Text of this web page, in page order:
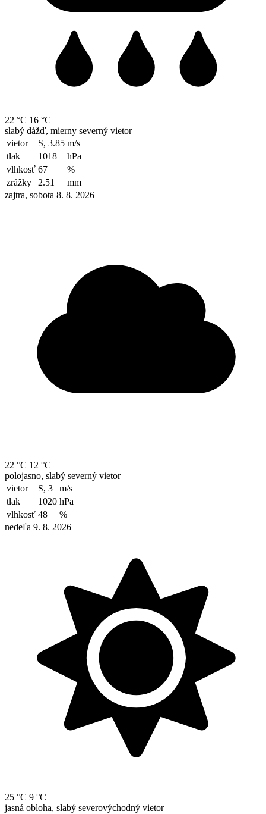
22 °C 16 °C
slabý dážď, mierny severný vietor
vietor
S, 3.85 m/s
tlak
1018
hPa
vlhkosť 67
%
zrážky
2.51
mm
zajtra, sobota 8. 8. 2026
22 °C 12 °C
polojasno, slabý severný vietor
vietor
S, 3
m/s
tlak
1020 hPa
vlhkosť 48
%
nedeľa 9. 8. 2026
25 °C 9 °C
jasná obloha, slabý severovýchodný vietor